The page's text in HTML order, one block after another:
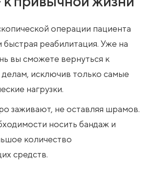
операции пациента
быстрая реабилитация. Уже на
вы сможете вернуться к
исключив только самые
нагрузки.
заживают, не оставляя шрамов.
носить бандаж и
количество
средств.